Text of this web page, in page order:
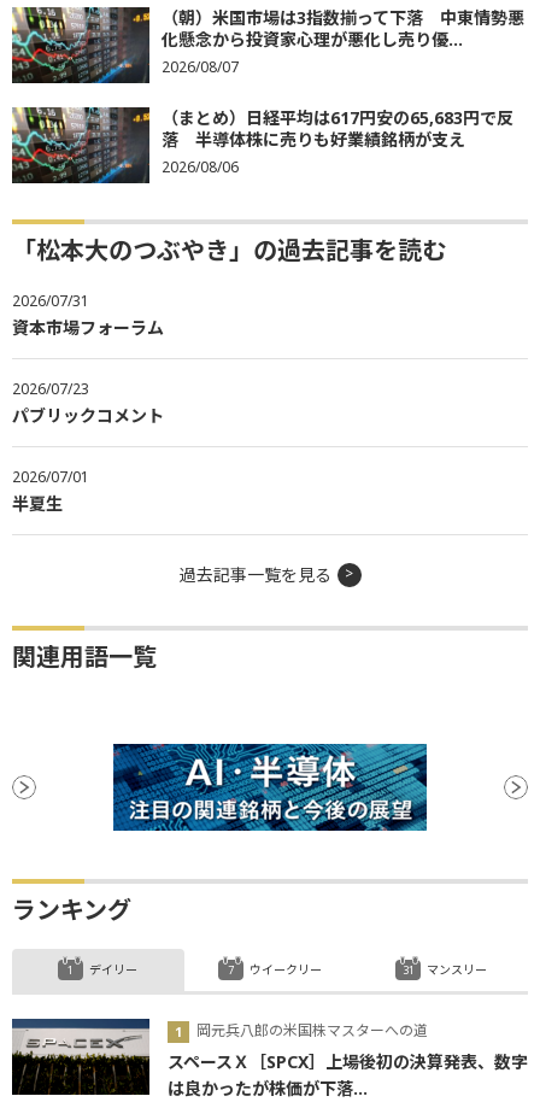
（朝）米国市場は3指数揃って下落 中東情勢悪
化懸念から投資家心理が悪化し売り優...
2026/08/07
（まとめ）日経平均は617円安の65,683円で反
落 半導体株に売りも好業績銘柄が支え
2026/08/06
「松本大のつぶやき」の過去記事を読む
2026/07/31
資本市場フォーラム
2026/07/23
パブリックコメント
2026/07/01
半夏生
過去記事一覧を見る
関連用語一覧
ランキング
デイリー
岡元兵八郎の米国株マスターへの道
スペースＸ［SPCX］上場後初の決算発表、数字
は良かったが株価が下落...
ウイークリー マンスリー